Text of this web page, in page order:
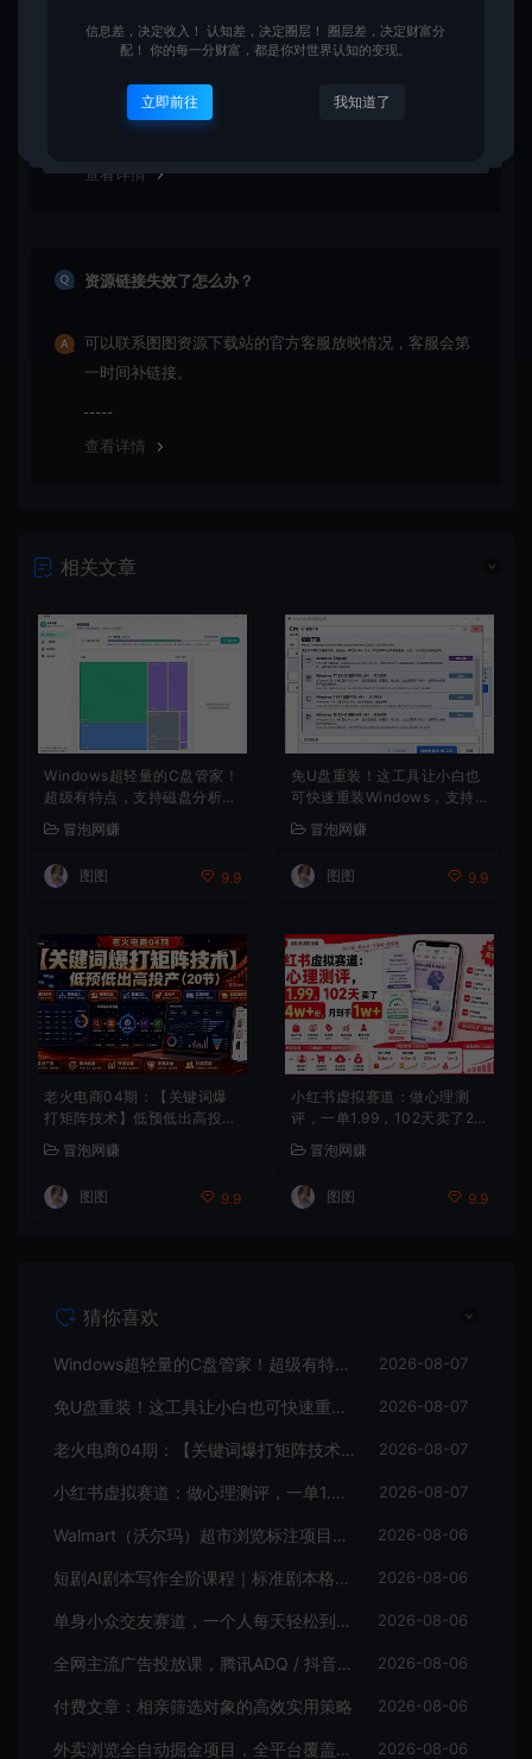
不接受退款申请。望周知。
查看详情
资源链接失效了怎么办？
可以联系图图资源下载站的官方客服放映情况，客服会第
一时间补链接。
查看详情
相关文章
Windows超轻量的C盘管家！
超级有特点，支持磁盘分析及
清理提醒，2M大小体积，完
全免费C盘管家
冒泡网赚
图图 9.9
免U盘重装！这工具让小白也
可快速重装Windows，支持
无人值守配置，数据无忧Cmz
Prep_Rev2
冒泡网赚
图图 9.9
老火电商04期：【关键词爆
打矩阵技术】低预低出高投产
冒泡网赚
图图 9.9
小红书虚拟赛道：做心理测
评，一单1.99，102天卖了2.4
冒泡网赚
图图 9.9
猜你喜欢
Windows超轻量的C盘管家！超级有特点，支持磁盘分析及清理提醒，2M大小体积，完全免费C盘管家 2026-08-07
免U盘重装！这工具让小白也可快速重装Windows，支持无人值守配置，数据无忧CmzPrep_Rev2 2026-08-07
老火电商04期：【关键词爆打矩阵技术】低预低出高投产（20节） 2026-08-07
小红书虚拟赛道：做心理测评，一单1.99，102天卖了2.4w+份，月到手1w+ 2026-08-07
Walmart（沃尔玛）超市浏览标注项目，单账号日收益20+单电脑日收益可达800+带分佣机制【揭秘】 2026-08-06
短剧AI剧本写作全阶课程｜标准剧本格式、AI写剧指令、投稿过稿技巧、网文改编、主线剧情把控、审稿避坑全套实操教学 2026-08-06
单身小众交友赛道，一个人每天轻松到手1000+，落地快、见效稳【揭秘】 2026-08-06
全网主流广告投放课，腾讯ADQ / 抖音 / 快手 / B 站实操教学，手把手教投手赚钱变现，全套变现拆解稳定出单 2026-08-06
付费文章：相亲筛选对象的高效实用策略 2026-08-06
外卖浏览全自动掘金项目，全平台覆盖，单窗口一天30+，可批量矩阵做，轻松日入500+【揭秘】 2026-08-06
信息差，决定收入！ 认知差，决定圈层！ 圈层差，决定财富分
配！ 你的每一分财富，都是你对世界认知的变现。
立即前往 我知道了